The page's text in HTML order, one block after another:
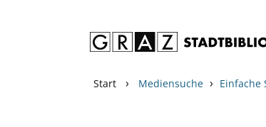
Start › Mediensuche › Einfache